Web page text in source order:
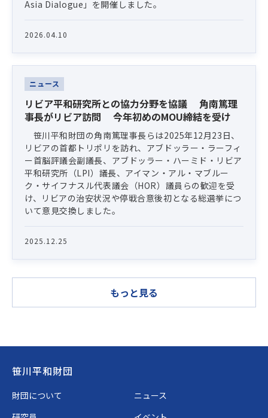
Asia Dialogue」を開催しました。
2026.04.10
ニュース
リビア平和研究所との協力分野を協議 角南篤理
事長がリビア訪問 今年初めのMOU締結を受け
笹川平和財団の角南篤理事長らは2025年12月23日、
リビアの首都トリポリを訪れ、アブドッラー・ラーフィ
ー首脳評議会副議長、アブドッラー・ハーミド・リビア
平和研究所（LPI）議長、アイマン・アル・マブルー
ク・サイフナスル代表議会（HOR）議員らの歓迎を受
け、リビアの治安状況や停戦合意後初となる総選挙につ
いて意見交換しました。
2025.12.25
もっと見る
Footer
笹川平和財団
財団について
ニュース